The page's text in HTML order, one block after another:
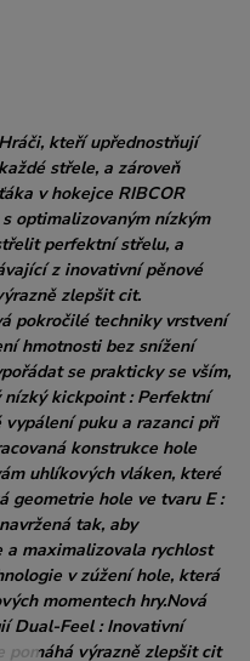
kteří upřednostňují
střele, a zároveň
v hokejce RIBCOR
s optimalizovaným nízkým
perfektní střelu, a
z inovativní pěnové
zlepšit cit.
pokročilé techniky vrstvení
hmotnosti bez snížení
se prakticky se vším,
kickpoint : Perfektní
puku a razanci při
konstrukce hole
uhlíkových vláken, které
geometrie hole ve tvaru E :
tak, aby
a maximalizovala rychlost
v zúžení hole, která
momentech hry.Nová
Dual-Feel : Inovativní
pomáhá výrazně zlepšit cit